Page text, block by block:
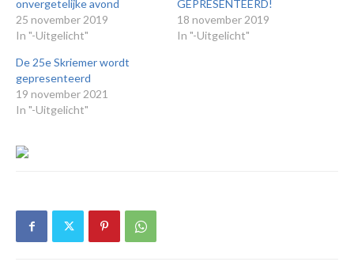
onvergetelijke avond
25 november 2019
In "-Uitgelicht"
GEPRESENTEERD!
18 november 2019
In "-Uitgelicht"
De 25e Skriemer wordt
gepresenteerd
19 november 2021
In "-Uitgelicht"